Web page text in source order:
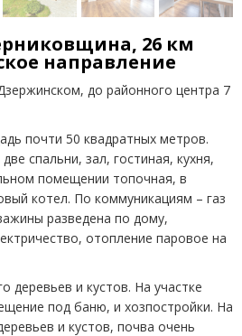
26 км
направление
до районного центра 7
почти 50 квадратных метров.
спальни, зал, гостиная, кухня,
помещении топочная, в
котел. По коммуникациям – газ
разведена по дому,
отопление паровое на
деревьев и кустов. На участке
под баню, и хозпостройки. На
и кустов, почва очень